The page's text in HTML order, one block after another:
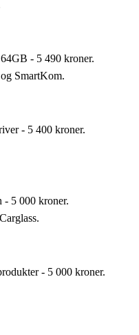
- 5 490 kroner.
SmartKom.
- 5 400 kroner.
- 5 000 kroner.
- 5 000 kroner.